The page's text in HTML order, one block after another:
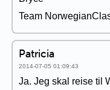
Team
Patricia
2014-07-05 01:09:43
Ja. Jeg skal reise til